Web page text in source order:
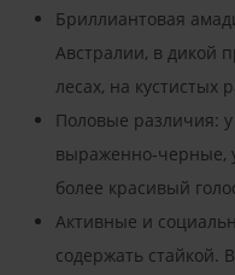
Бриллиантовая
Австралии, в дикой
лесах, на кустистых
Половые различия:
выраженно-черные,
более красивый
Активные и
содержать стайкой.